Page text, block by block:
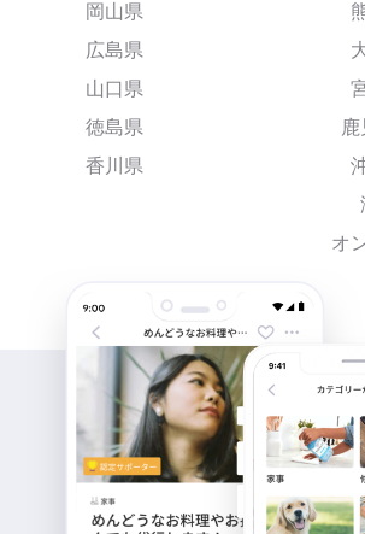
岡山県
広島県
山口県
徳島県
香川県
オ